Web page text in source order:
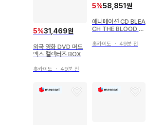
5%31,469원
외국 영화 DVD 머드
맥스 컬렉터즈 BOX
홋카이도 ・ 49분 전
5%58,851원
애니메이션 CD BLEA
CH THE BLOOD W
oundtrack [초회 사
홋카이도 ・ 49분 전